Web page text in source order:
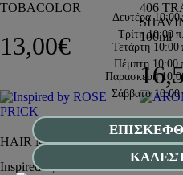
TOBACOLOR
13,00€
406
100ml
HAIR MIST
Inspired by ROSE PRICK
Δευτέρα10:00
Τρίτη10:00
Τετάρτη 10:00
Πέμπτη 10:00
Παρασκευή
Σάββατο